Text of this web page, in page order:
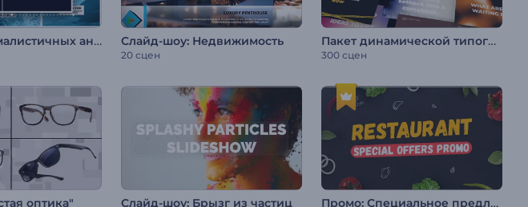
Набор минималистичных анимированных заголовков Слайд-шоу: Недвижимость
20 сцен
Пакет динамической типографики
300 сцен
оптика" Слайд-шоу: Брызг из частиц Промо: Специальное предложение ресторана